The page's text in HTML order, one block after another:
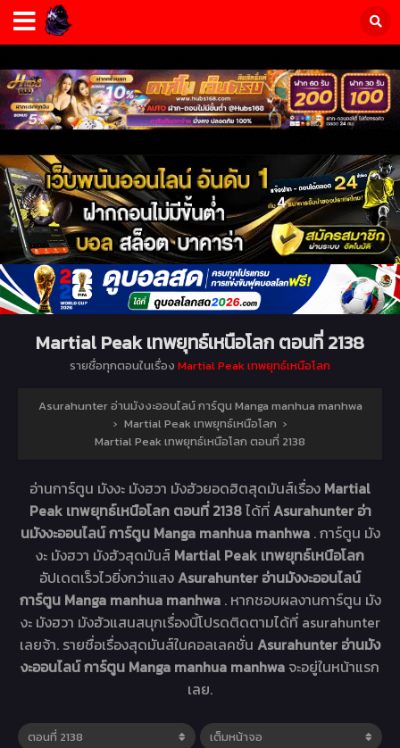
Martial Peak เทพยุทธ์เหนือโลก ตอนที่ 2138
รายชื่อทุกตอนในเรื่อง Martial Peak เทพยุทธ์เหนือโลก
Asurahunter อ่านมังงะออนไลน์ การ์ตูน Manga manhua manhwa
› Martial Peak เทพยุทธ์เหนือโลก ›
Martial Peak เทพยุทธ์เหนือโลก ตอนที่ 2138
อ่านการ์ตูน มังงะ มังฮวา มังฮัวยอดฮิตสุดมันส์เรื่อง Martial
Peak เทพยุทธ์เหนือโลก ตอนที่ 2138ได้ที่Asurahunter อ่า
นมังงะออนไลน์ การ์ตูน Manga manhua manhwa . การ์ตูน มัง
งะ มังฮวา มังฮัวสุดมันส์ Martial Peak เทพยุทธ์เหนือโลก
อัปเดตเร็วไวยิ่งกว่าแสงAsurahunter อ่านมังงะออนไลน์
การ์ตูน Manga manhua manhwa . หากชอบผลงานการ์ตูน มัง
งะ มังฮวา มังฮัวแสนสนุกเรื่องนี้โปรดติดตามได้ที่ asurahunter
เลยจ้า. รายชื่อเรื่องสุดมันส์ในคอลเลคชั่น Asurahunter อ่านมัง
งะออนไลน์ การ์ตูน Manga manhua manhwa จะอยู่ในหน้าแรก
เลย.